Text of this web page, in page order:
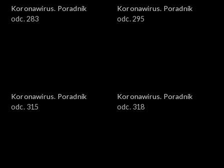
Koronawirus. Poradnik
odc. 283
Koronawirus. Poradnik
odc. 295
Koronawirus. Poradnik
odc. 315
Koronawirus. Poradnik
odc. 318